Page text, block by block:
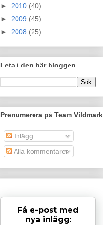
► 2010 (40)
► 2009 (45)
► 2008 (25)
Leta i den här bloggen
Prenumerera på Team Vildmark
Inlägg
Alla kommentarer
Få e-post med
nya inlägg: